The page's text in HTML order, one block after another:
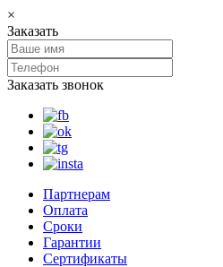
×
Заказать
Заказать звонок
Партнерам
Оплата
Сроки
Гарантии
Сертификаты